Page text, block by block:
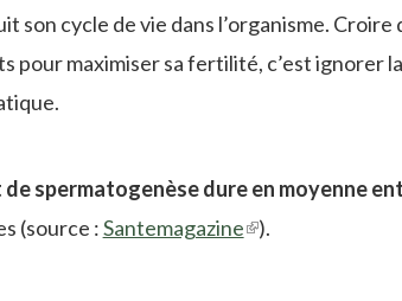
son cycle de vie dans l’organisme.
pour maximiser sa fertilité, c’est ignorer
spermatogenèse dure en moyenne
(source :Santemagazine(link
).